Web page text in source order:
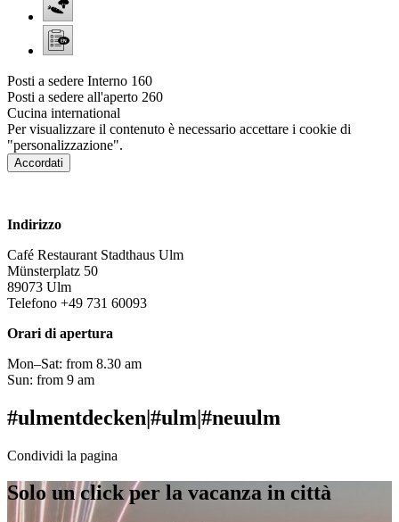
Posti a sedere Interno 160
Posti a sedere all'aperto 260
Cucina international
Per visualizzare il contenuto è necessario accettare i cookie di
"personalizzazione".
Accordati
Indirizzo
Café Restaurant Stadthaus Ulm
Münsterplatz 50
89073 Ulm
Telefono +49 731 60093
Orari di apertura
Mon–Sat: from 8.30 am
Sun: from 9 am
#ulmentdecken|#ulm|#neuulm
Condividi la pagina
Solo un click per la vacanza in città